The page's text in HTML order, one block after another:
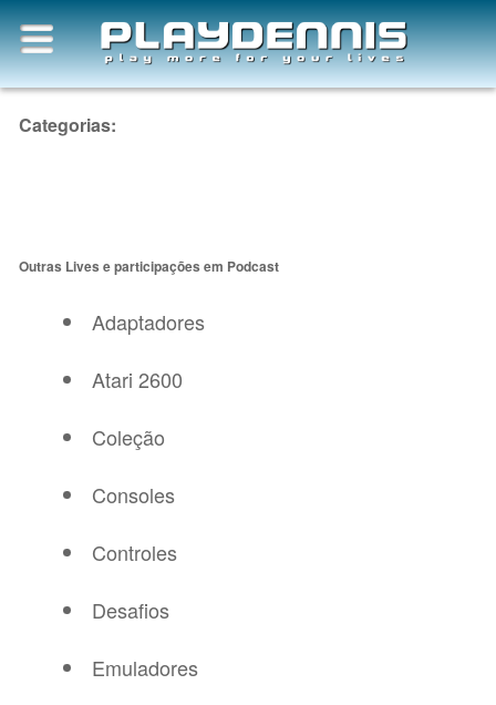
Categorias:
Outras Lives e participações em Podcast
Adaptadores
Atari 2600
Coleção
Consoles
Controles
Desafios
Emuladores